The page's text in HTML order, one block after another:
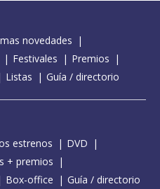
novedades
Festivales
Premios
Listas Guía / directorio
estrenos
DVD
+ premios
Box-office Guía / directorio